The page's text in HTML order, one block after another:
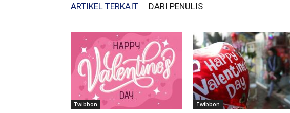
ARTIKEL TERKAIT DARI PENULIS
Twibbon Twibbon